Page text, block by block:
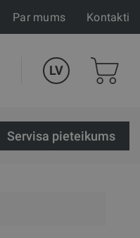
Par mums Kontakti
LV
Servisa pieteikums